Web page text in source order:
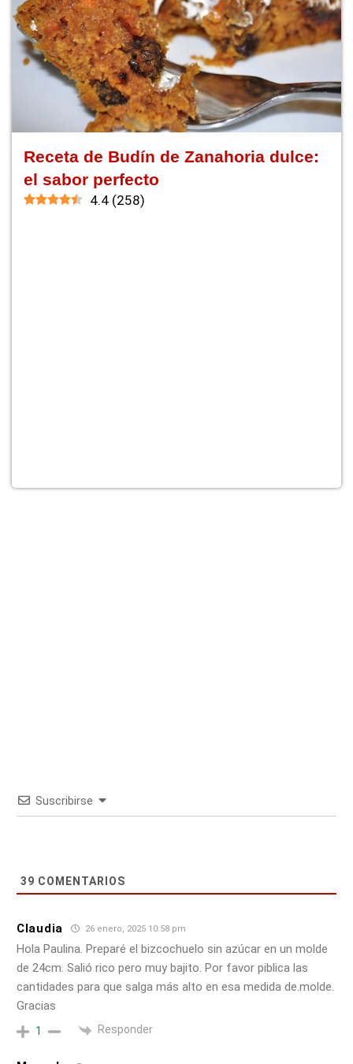
Receta de Budín de Zanahoria dulce:
el sabor perfecto
4.4 (258)
Suscribirse
39 COMENTARIOS
Claudia 26 enero, 2025 10:58 pm
Hola Paulina. Preparé el bizcochuelo sin azúcar en un molde
de 24cm. Salió rico pero muy bajito. Por favor piblica las
cantidades para que salga más alto en esa medida de.molde.
Gracias
1 Responder